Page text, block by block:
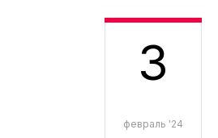
3
февраль '24